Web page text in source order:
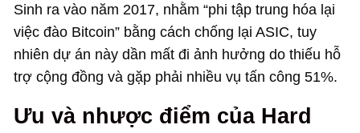
Sinh ra vào năm 2017, nhằm “phi tập trung hóa lại
việc đào Bitcoin” bằng cách chống lại ASIC, tuy
nhiên dự án này dần mất đi ảnh hưởng do thiếu hỗ
trợ cộng đồng và gặp phải nhiều vụ tấn công 51%.
Ưu và nhược điểm của Hard